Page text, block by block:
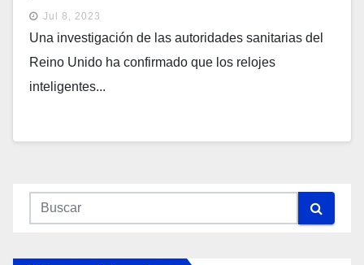
Jul 8, 2023
Una investigación de las autoridades sanitarias del
Reino Unido ha confirmado que los relojes
inteligentes...